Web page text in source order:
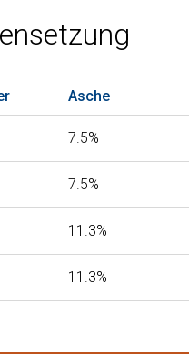
Asche
7.5%
7.5%
11.3%
11.3%